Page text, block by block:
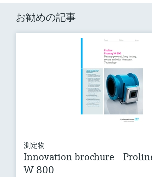
お勧めの記事
測定物
Innovation brochure -
W 800